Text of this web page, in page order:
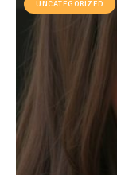
UNCATEGORIZED